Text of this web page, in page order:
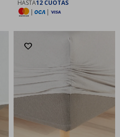
HASTA12 CUOTAS
|
|